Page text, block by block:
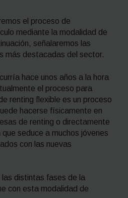
el proceso de
mediante la modalidad de
señalaremos las
más destacadas del sector.
hace unos años a la hora
el proceso para
renting flexible es un proceso
hacerse físicamente en
de renting o directamente
seduce a muchos jóvenes
con las nuevas
distintas fases de la
con esta modalidad de